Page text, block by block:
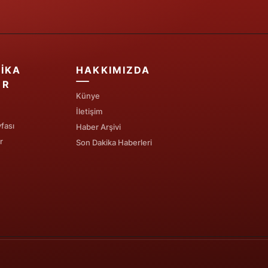
HAKKIMIZDA
Künye
İletişim
Haber Arşivi
Son Dakika Haberleri